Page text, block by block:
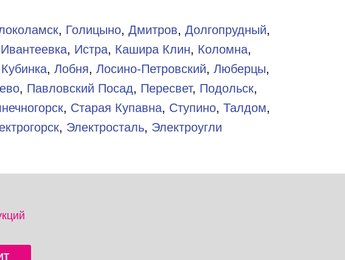
, Голицыно, Дмитров, Долгопрудный,
Ивантеевка, Истра, Кашира Клин, Коломна,
Кубинка, Лобня, Лосино-Петровский, Люберцы,
, Павловский Посад, Пересвет, Подольск,
, Старая Купавна, Ступино, Талдом,
, Электросталь, Электроугли